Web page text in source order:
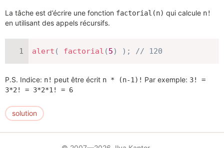
La tâche est d’écrire une fonction factorial(n) qui calcule n!
en utilisant des appels récursifs.
alert ( factorial (5) ) ; // 120
P.S. Indice: n! peut être écrit n * (n-1)! Par exemple: 3! =
3*2! = 3*2*1! = 6
solution